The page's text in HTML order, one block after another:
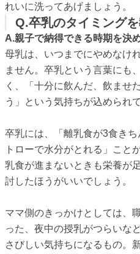
れいに洗ってあげましょう。
Q.卒乳のタイミング
A.親子で納得できる時期を決
母乳は、いつまでにやめなけ
ません。卒乳という言葉にも
く、「十分に飲んだ、飲ませ
う」という気持ちが込められ
卒乳には、「離乳食が3食き
トローで水分がとれる」こと
乳食が進まないときも栄養が
討したほうがいいでしょう。
ママ側のきっかけとしては、
った、夜中の授乳がつらいな
さびしい気持ちになるもの。